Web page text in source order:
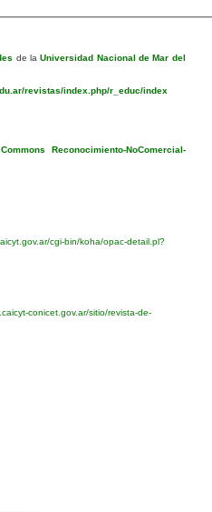
de la Universidad Nacional de Mar del
revistas/index.php/r_educ/index
Reconocimiento-NoComercial-
cgi-bin/koha/opac-detail.pl?
conicet.gov.ar/sitio/revista-de-